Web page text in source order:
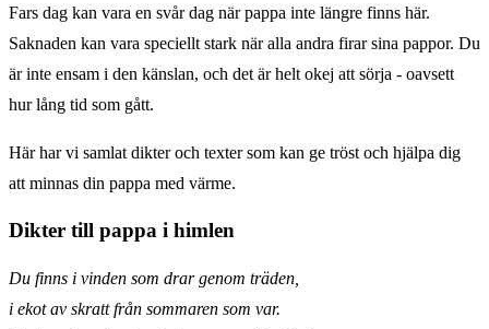
Fars dag kan vara en svår dag när pappa inte längre finns här.
Saknaden kan vara speciellt stark när alla andra firar sina pappor. Du
är inte ensam i den känslan, och det är helt okej att sörja - oavsett
hur lång tid som gått.
Här har vi samlat dikter och texter som kan ge tröst och hjälpa dig
att minnas din pappa med värme.
Dikter till pappa i himlen
Du finns i vinden som drar genom träden,
i ekot av skratt från sommaren som var.